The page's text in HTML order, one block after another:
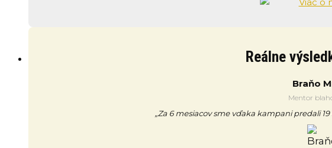
Reálne
Braňo
Mentor
„Za 6 mesiacov sme vďaka kampani predali